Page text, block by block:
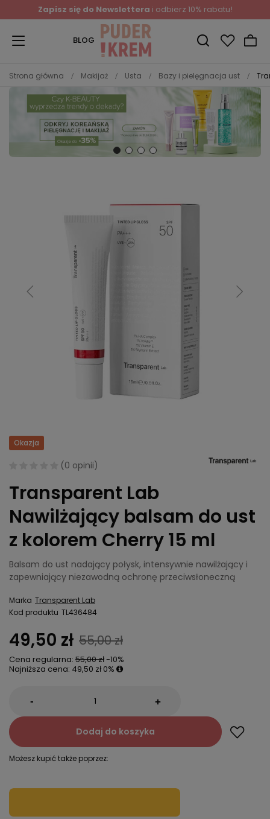
Zapisz się do Newslettera i odbierz 10% rabatu!
BLOG
Strona główna Makijaż Usta Bazy i pielęgnacja ust
Okazja
(0 opinii)
Transparent Lab
Nawilżający balsam do ust
z kolorem Cherry 15 ml
Balsam do ust nadający połysk, intensywnie nawilżający i
zapewniający niezawodną ochronę przeciwsłoneczną
Marka Transparent Lab
Kod produktu TL436484
49,50 zł 55,00 zł
Cena regularna: 55,00 zł-10%
Najniższa cena: 49,50 zł 0%
- +
Dodaj do koszyka
Możesz kupić także poprzez: